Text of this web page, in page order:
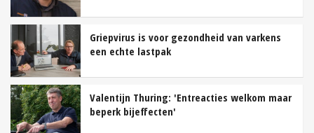
Griepvirus is voor gezondheid van varkens
een echte lastpak
Valentijn Thuring: 'Entreacties welkom maar
beperk bijeffecten'